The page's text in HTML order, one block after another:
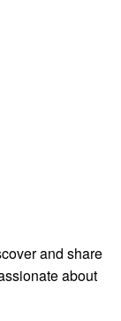
and share
about